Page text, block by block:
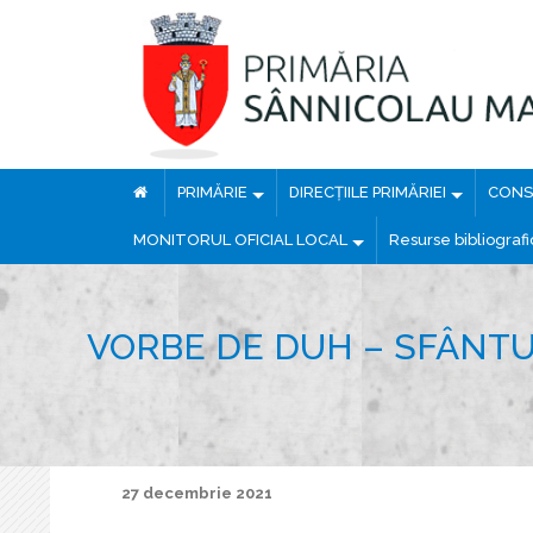
PRIMĂRIE DIRECȚIILE PRIMĂRIEI
MONITORUL OFICIAL LOCAL Resurse
VORBE DE DUH –
27 decembrie 2021